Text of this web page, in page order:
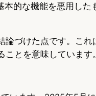
的な機能を悪用した
づけた点です。これ
とを意味しています。